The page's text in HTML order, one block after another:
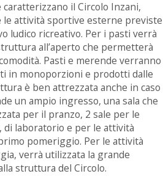
il Circolo Inzani,
attività sportive esterne previste
ludico ricreativo. Per i pasti verrà
all’aperto che permetterà
Pasti e merende verranno
in monoporzioni e prodotti dalle
è ben attrezzata anche in caso
un ampio ingresso, una sala che
per il pranzo, 2 sale per le
laboratorio e per le attività
pomeriggio. Per le attività
verrà utilizzata la grande
struttura del Circolo.